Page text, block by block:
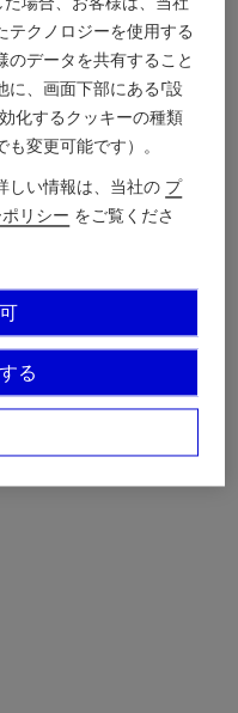
problems
orcontact us
テクノロジーを使用する
データを共有すること
、画面下部にある「設
化するクッキーの種類
変更可能です）。
しい情報は、当社の プ
リシー をご覧くださ
る